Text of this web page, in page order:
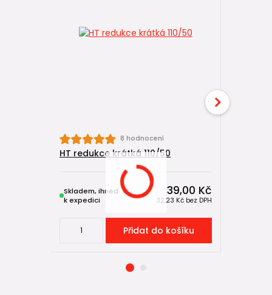
8 hodnocení
HT redukce krátká 110/50
39,00 Kč
32,23 Kč bez DPH
Skladem, ihned
k expedici
Přidat do košíku